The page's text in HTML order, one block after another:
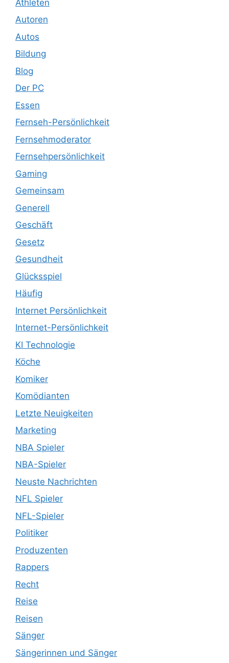
Athleten
Autoren
Autos
Bildung
Blog
Der PC
Essen
Fernseh-Persönlichkeit
Fernsehmoderator
Fernsehpersönlichkeit
Gaming
Gemeinsam
Generell
Geschäft
Gesetz
Gesundheit
Glücksspiel
Häufig
Internet Persönlichkeit
Internet-Persönlichkeit
KI Technologie
Köche
Komiker
Komödianten
Letzte Neuigkeiten
Marketing
NBA Spieler
NBA-Spieler
Neuste Nachrichten
NFL Spieler
NFL-Spieler
Politiker
Produzenten
Rappers
Recht
Reise
Reisen
Sänger
Sängerinnen und Sänger